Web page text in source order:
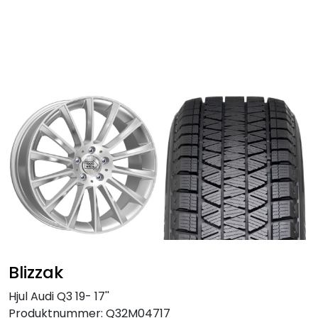
Blizzak
Hjul Audi Q3 19- 17''
Produktnummer: Q32M04717
Hjulpakker
Felger
Lastebil
Buss
Anlegg